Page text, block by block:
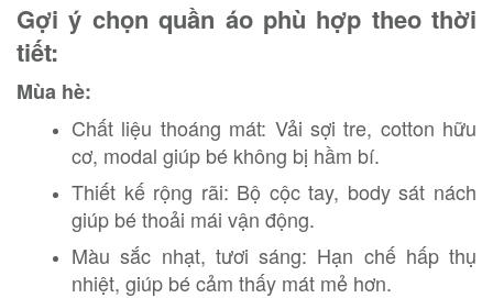
Gợi ý chọn quần áo phù hợp theo thời
tiết:
Mùa hè:
Chất liệu thoáng mát: Vải sợi tre, cotton hữu
cơ, modal giúp bé không bị hầm bí.
Thiết kế rộng rãi: Bộ cộc tay, body sát nách
giúp bé thoải mái vận động.
Màu sắc nhạt, tươi sáng: Hạn chế hấp thụ
nhiệt, giúp bé cảm thấy mát mẻ hơn.